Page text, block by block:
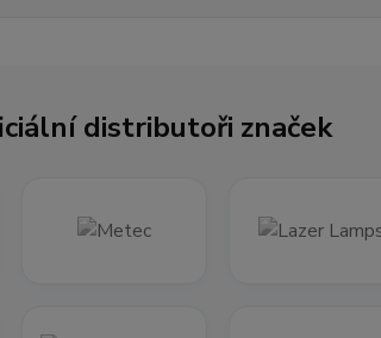
distributoři značek